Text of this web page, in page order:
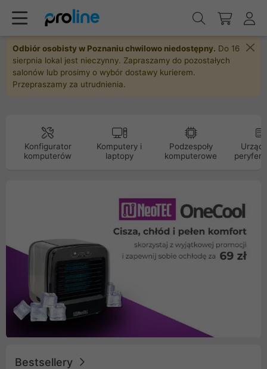
Odbiór osobisty w Poznaniu chwilowo niedostępny. Do 16
sierpnia lokal jest nieczynny. Zapraszamy do pozostałych
salonów lub prosimy o wybór dostawy kurierem.
Przepraszamy za utrudnienia.
Konfigurator
komputerów
Komputery i
laptopy
Podzespoły
komputerowe
Bestsellery